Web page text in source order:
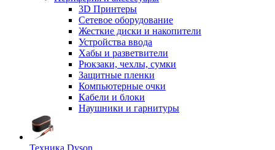
3D Принтеры
Сетевое оборудование
Жесткие диски и накопители
Устройства ввода
Хабы и разветвители
Рюкзаки, чехлы, сумки
Защитные пленки
Компьютерные очки
Кабели и блоки
Наушники и гарнитуры
Техника Dyson